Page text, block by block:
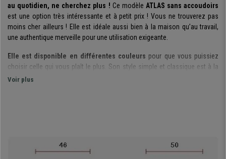
au quotidien, ne cherchez plus ! Ce modèle ATLAS sans accoudoirs
est une option très intéressante et à petit prix ! Vous ne trouverez pas
moins cher ailleurs ! Elle est idéale aussi bien à la maison qu’au travail,
une authentique merveille pour une utilisation exigeante.
Elle est disponible en différentes couleurs pour que vous puissiez
choisir celle qui vous plaît le plus. Son style simple et classique est à la
fois fonctionnel, vous faites le bon choix!
pour obtenir de manière simple une posture corporelle optimale.
Voir plus